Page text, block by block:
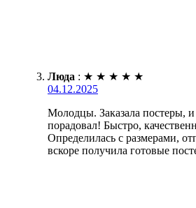
Люда : ★ ★ ★ ★ ★
04.12.2025
Молодцы. Заказала постеры, и
порадовал! Быстро,
Определилась с размерами,
вскоре получила готовые